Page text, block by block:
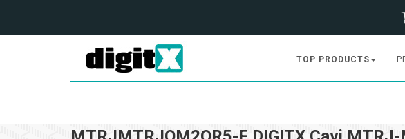
TOP PRODUCTS